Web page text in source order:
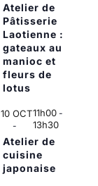
Atelier de
Pâtisserie
Laotienne :
gateaux au
manioc et
fleurs de
lotus
10 OCT11h00 -
13h30
Atelier de
cuisine
japonaise